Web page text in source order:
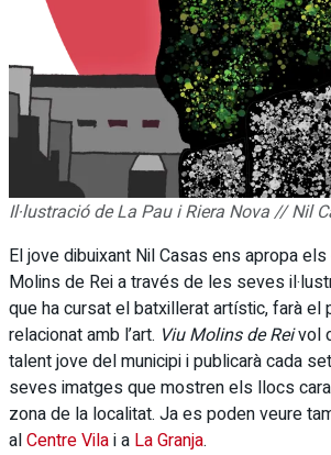
Il·lustració de La Pau i Riera Nova // Nil
El jove dibuixant Nil Casas ens apropa
Molins de Rei a través de les seves
que ha cursat el batxillerat artístic, farà el
relacionat amb l’art. Viu Molins de Reivol
talent jove del municipi i publicarà cada
seves imatges que mostren els llocs
zona de la localitat. Ja es poden veure
alCentre Vilai a La Granja.